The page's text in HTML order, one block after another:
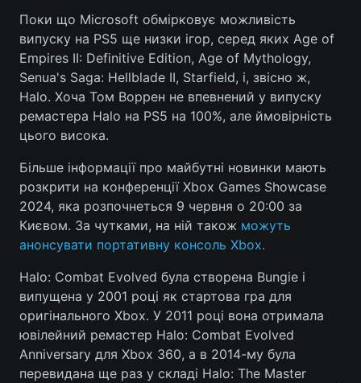
Поки що Microsoft обмірковує можливість
випуску на PS5 ще низки ігор, серед яких Age of
Empires II: Definitive Edition, Age of Mythology,
Senua's Saga: Hellblade II, Starfield, і, звісно ж,
Halo. Хоча Том Воррен не впевнений у випуску
ремастера Halo на PS5 на 100%, але ймовірність
цього висока.
Більше інформації про майбутні новинки мають
розкрити на конференції Xbox Games Showcase
2024, яка розпочнеться 9 червня о 20:00 за
Києвом. За чутками, на ній також можуть
анонсувати портативну консоль Xbox.
Halo: Combat Evolved була створена Bungie і
випущена у 2001 році як стартова гра для
оригінального Xbox. У 2011 році вона отримала
ювілейний ремастер Halo: Combat Evolved
Anniversary для Xbox 360, а в 2014-му була
перевидана ще раз у складі Halo: The Master